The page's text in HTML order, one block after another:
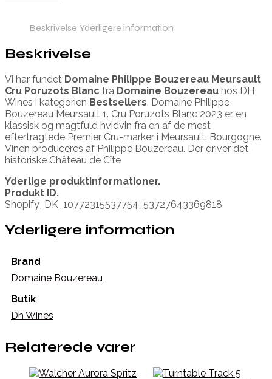
Beskrivelse Yderligere information
Beskrivelse
Vi har fundet Domaine Philippe Bouzereau Meursault
Cru Poruzots Blanc fra Domaine Bouzereau hos DH
Wines i kategorien Bestsellers. Domaine Philippe
Bouzereau Meursault 1. Cru Poruzots Blanc 2023 er en
klassisk og magtfuld hvidvin fra en af de mest
eftertragtede Premier Cru-marker i Meursault. Bourgogne.
Vinen produceres af Philippe Bouzereau. Der driver det
historiske Château de Cîte
Yderlige produktinformationer.
Produkt ID.
Shopify_DK_10772315537754_53727643369818
Yderligere information
Brand
Domaine Bouzereau
Butik
Dh Wines
Relaterede varer